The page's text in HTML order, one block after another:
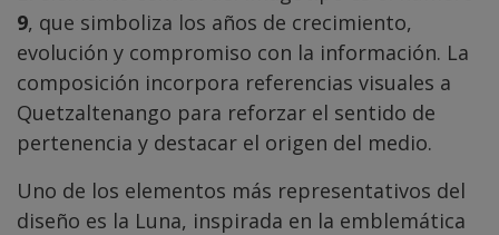
9, que simboliza los años de crecimiento,
evolución y compromiso con la información. La
composición incorpora referencias visuales a
Quetzaltenango para reforzar el sentido de
pertenencia y destacar el origen del medio.
Uno de los elementos más representativos del
diseño es la Luna, inspirada en la emblemática